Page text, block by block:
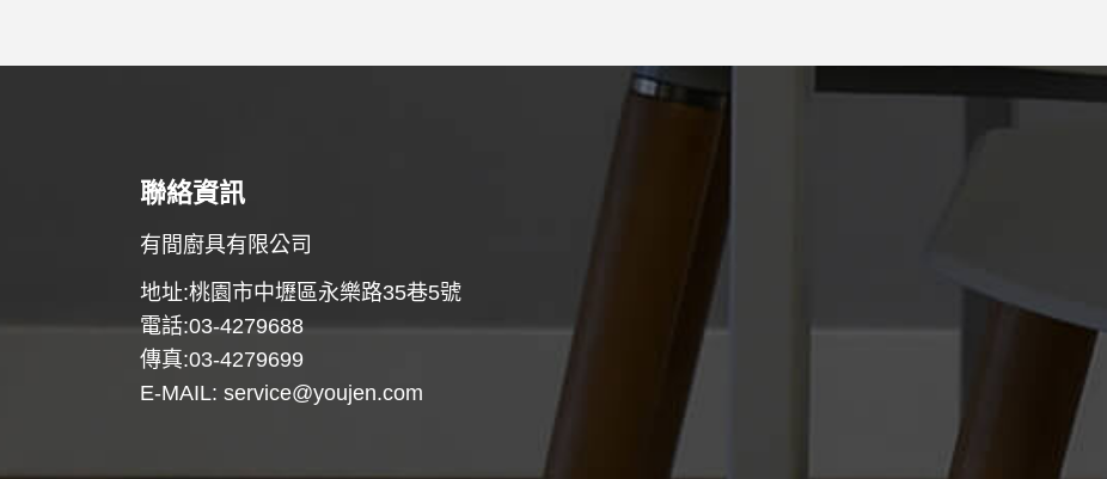
聯絡資訊
有間廚具有限公司
地址:桃園市中壢區永樂路35巷5號
電話:03-4279688
傳真:03-4279699
E-MAIL: service@youjen.com